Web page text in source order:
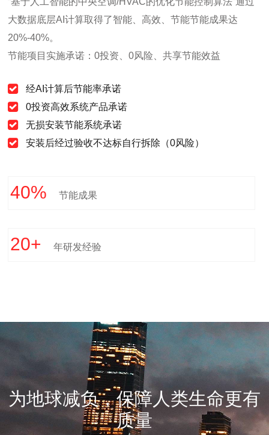
大数据底层AI计算取得了智能、高效、节能节能成果达
20%-40%。
节能项目实施承诺：0投资、0风险、共享节能效益
经AI计算后节能率承诺
0投资高效系统产品承诺
无损安装节能系统承诺
安装后经过验收不达标自行拆除（0风险）
40% 节能成果
20+ 年研发经验
为地球减负，保障人类生命更有
质量